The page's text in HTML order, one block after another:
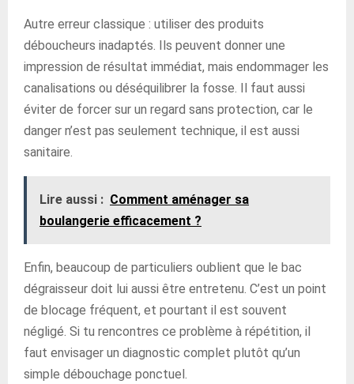
Autre erreur classique : utiliser des produits
déboucheurs inadaptés. Ils peuvent donner une
impression de résultat immédiat, mais endommager les
canalisations ou déséquilibrer la fosse. Il faut aussi
éviter de forcer sur un regard sans protection, car le
danger n’est pas seulement technique, il est aussi
sanitaire.
Lire aussi : Comment aménager sa
boulangerie efficacement ?
Enfin, beaucoup de particuliers oublient que le bac
dégraisseur doit lui aussi être entretenu. C’est un point
de blocage fréquent, et pourtant il est souvent
négligé. Si tu rencontres ce problème à répétition, il
faut envisager un diagnostic complet plutôt qu’un
simple débouchage ponctuel.